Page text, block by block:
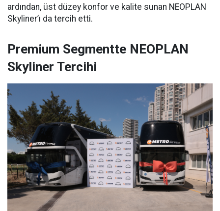
ardından, üst düzey konfor ve kalite sunan NEOPLAN
Skyliner’ı da tercih etti.
Premium Segmentte NEOPLAN
Skyliner Tercihi